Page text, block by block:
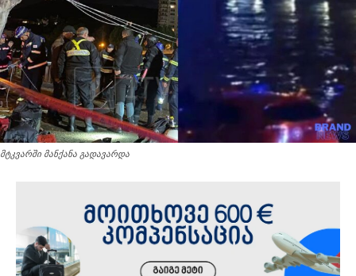
მტკვარში მანქანა გადავარდა